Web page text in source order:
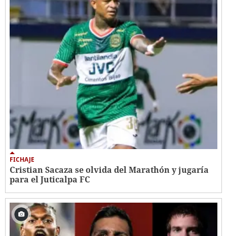
FICHAJE
Cristian Sacaza se olvida del Marathón y jugaría
para el Juticalpa FC